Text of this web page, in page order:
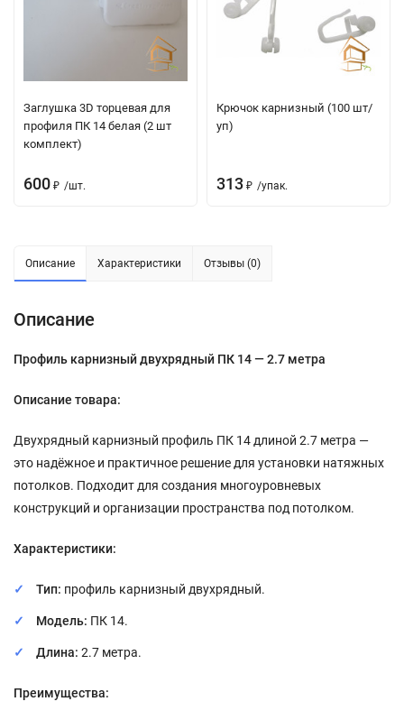
Заглушка 3D торцевая для
профиля ПК 14 белая (2 шт
комплект)
600 ₽ /шт.
Крючок карнизный (100 шт/
уп)
313 ₽ /упак.
Описание Характеристики Отзывы (0)
Описание
Профиль карнизный двухрядный ПК 14 — 2.7 метра
Описание товара:
Двухрядный карнизный профиль ПК 14 длиной 2.7 метра —
это надёжное и практичное решение для установки натяжных
потолков. Подходит для создания многоуровневых
конструкций и организации пространства под потолком.
Характеристики:
Тип: профиль карнизный двухрядный.
Модель: ПК 14.
Длина: 2.7 метра.
Преимущества: